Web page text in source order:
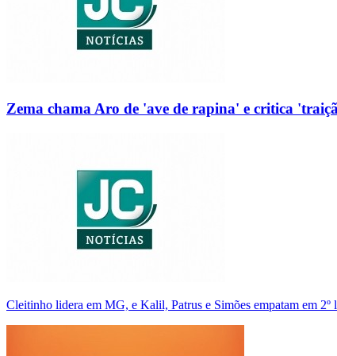
Zema chama Aro de 'ave de rapina' e critica
Cleitinho lidera em MG, e Kalil, Patrus e Simões empatam em 2º